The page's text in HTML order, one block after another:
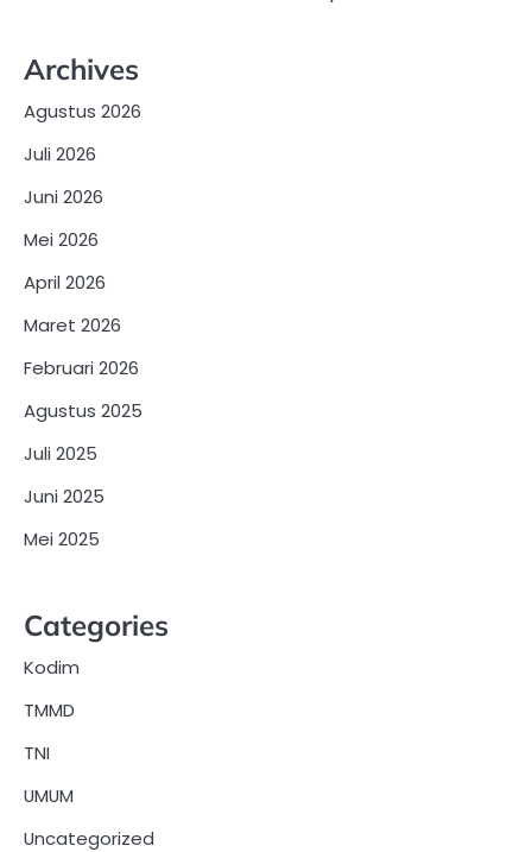
Archives
Agustus 2026
Juli 2026
Juni 2026
Mei 2026
April 2026
Maret 2026
Februari 2026
Agustus 2025
Juli 2025
Juni 2025
Mei 2025
Categories
Kodim
TMMD
TNI
UMUM
Uncategorized